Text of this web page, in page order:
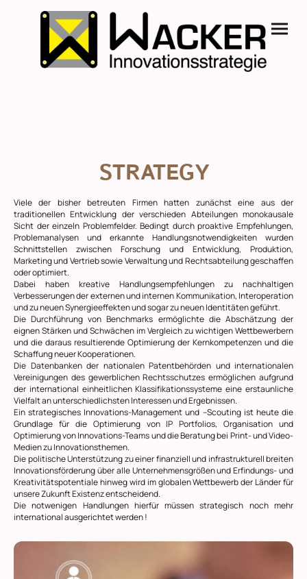
STRATEGY
Viele der bisher betreuten Firmen hatten zunächst eine aus der
traditionellen Entwicklung der verschieden Abteilungen monokausale
Sicht der einzeln Problemfelder. Bedingt durch proaktive Empfehlungen,
Problemanalysen und erkannte Handlungsnotwendigkeiten wurden
Schnittstellen zwischen Forschung und Entwicklung, Produktion,
Marketing und Vertrieb sowie Verwaltung und Rechtsabteilung geschaffen
oder optimiert.
Dabei haben kreative Handlungsempfehlungen zu nachhaltigen
Verbesserungen der externen und internen Kommunikation, Interoperation
und zu neuen Synergieeffekten und sogar zu neuen Identitäten geführt.
Die Durchführung von Benchmarks ermöglichte die Abschätzung der
eignen Stärken und Schwächen im Vergleich zu wichtigen Wettbewerbern
und die daraus resultierende Optimierung der Kernkompetenzen und die
Schaffung neuer Kooperationen.
Die Datenbanken der nationalen Patentbehörden und internationalen
Vereinigungen des gewerblichen Rechtsschutzes ermöglichen aufgrund
der international einheitlichen Klassifikationssysteme eine erstaunliche
Vielfalt an unterschiedlichsten Interessen und Ergebnissen.
Ein strategisches Innovations-Management und –Scouting ist heute die
Grundlage für die Optimierung von IP Portfolios, Organisation und
Optimierung von Innovations-Teams und die Beratung bei Print- und Video-
Medien zu Innovationsthemen.
Die politische Unterstützung zu einer finanziell und infrastrukturell breiten
Innovationsförderung über alle Unternehmensgrößen und Erfindungs- und
Kreativitätspotentiale hinweg wird im globalen Wettbewerb der Länder für
unsere Zukunft Existenz entscheidend.
Die notwenigen Handlungen hierfür müssen strategisch noch mehr
international ausgerichtet werden !